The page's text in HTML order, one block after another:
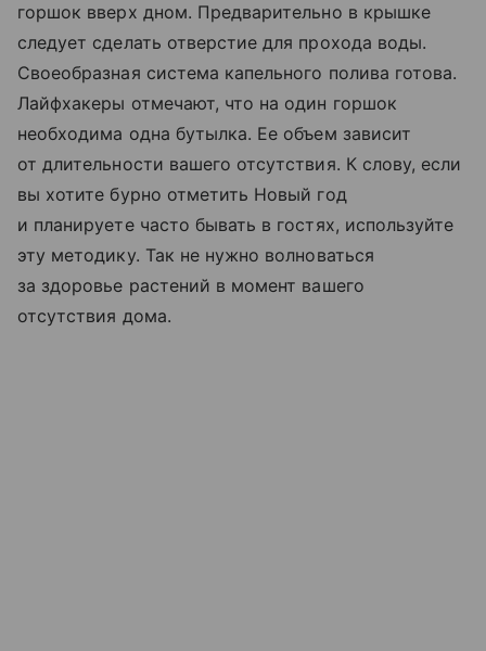
горшок вверх дном. Предварительно в крышке
следует сделать отверстие для прохода воды.
Своеобразная система капельного полива готова.
Лайфхакеры отмечают, что на один горшок
необходима одна бутылка. Ее объем зависит
от длительности вашего отсутствия. К слову, если
вы хотите бурно отметить Новый год
и планируете часто бывать в гостях, используйте
эту методику. Так не нужно волноваться
за здоровье растений в момент вашего
отсутствия дома.